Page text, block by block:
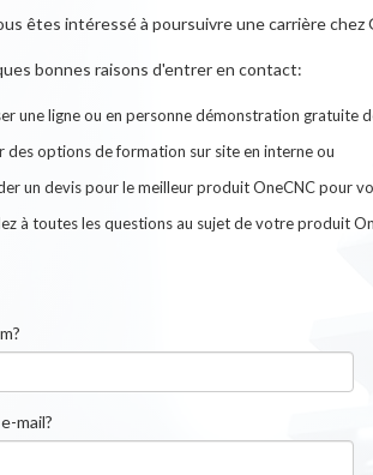
êtes intéressé à poursuivre une carrière
bonnes raisons d'entrer en contact:
une ligne ou en personne démonstration gratuite
des options de formation sur site en interne ou
un devis pour le meilleur produit OneCNC pour
à toutes les questions au sujet de votre produit
mail?